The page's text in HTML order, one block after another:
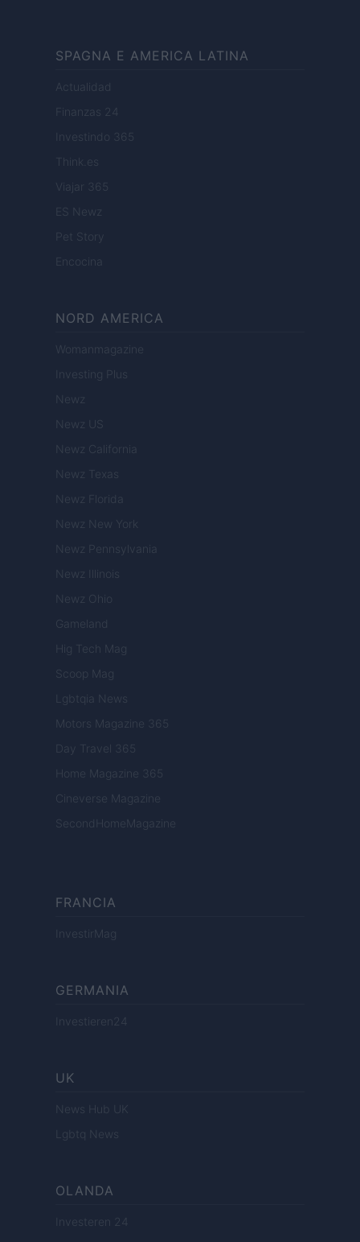
SPAGNA E AMERICA LATINA
Actualidad
Finanzas 24
Investindo 365
Think.es
Viajar 365
ES Newz
Pet Story
Encocina
NORD AMERICA
Womanmagazine
Investing Plus
Newz
Newz US
Newz California
Newz Texas
Newz Florida
Newz New York
Newz Pennsylvania
Newz Illinois
Newz Ohio
Gameland
Hig Tech Mag
Scoop Mag
Lgbtqia News
Motors Magazine 365
Day Travel 365
Home Magazine 365
Cineverse Magazine
SecondHomeMagazine
FRANCIA
InvestirMag
GERMANIA
Investieren24
UK
News Hub UK
Lgbtq News
OLANDA
Investeren 24